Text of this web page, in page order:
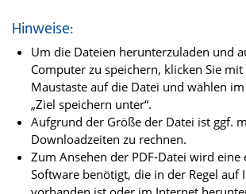
Hinweise:
Um die Dateien herunterzuladen und
Computer zu speichern, klicken Sie
Maustaste auf die Datei und wählen
„Ziel speichern unter“.
Aufgrund der Größe der Datei ist ggf.
Downloadzeiten zu rechnen.
Zum Ansehen der PDF-Datei wird eine
Software benötigt, die in der Regel auf